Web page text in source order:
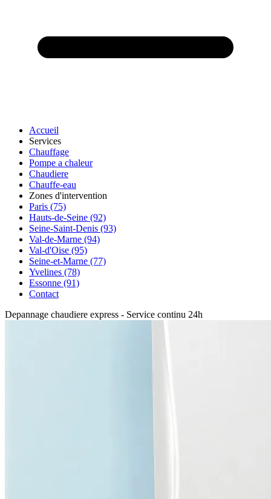
Accueil
Services
Chauffage
Pompe a chaleur
Chaudiere
Chauffe-eau
Zones d'intervention
Paris (75)
Hauts-de-Seine (92)
Seine-Saint-Denis (93)
Val-de-Marne (94)
Val-d'Oise (95)
Seine-et-Marne (77)
Yvelines (78)
Essonne (91)
Contact
Depannage chaudiere express - Service continu 24h